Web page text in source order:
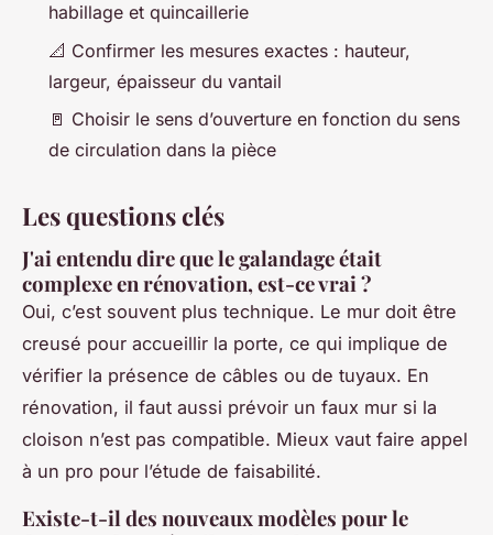
habillage et quincaillerie
📐 Confirmer les mesures exactes : hauteur,
largeur, épaisseur du vantail
🚪 Choisir le sens d’ouverture en fonction du sens
de circulation dans la pièce
Les questions clés
J'ai entendu dire que le galandage était
complexe en rénovation, est-ce vrai ?
Oui, c’est souvent plus technique. Le mur doit être
creusé pour accueillir la porte, ce qui implique de
vérifier la présence de câbles ou de tuyaux. En
rénovation, il faut aussi prévoir un faux mur si la
cloison n’est pas compatible. Mieux vaut faire appel
à un pro pour l’étude de faisabilité.
Existe-t-il des nouveaux modèles pour le